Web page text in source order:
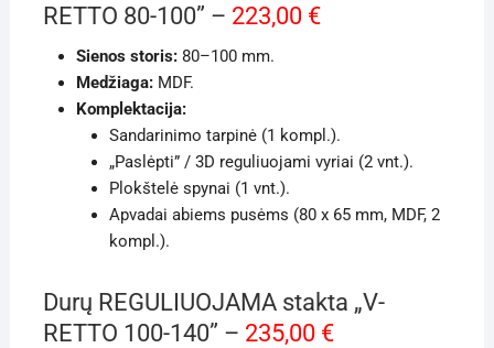
RETTO 80-100” – 223,00 €
Sienos storis:80–100 mm.
Medžiaga:MDF.
Komplektacija:
Sandarinimo tarpinė (1 kompl.).
„Paslėpti” / 3D reguliuojami vyriai (2 vnt.).
Plokštelė spynai (1 vnt.).
Apvadai abiems pusėms (80 x 65 mm, MDF, 2
kompl.).
Durų REGULIUOJAMA stakta „V-
RETTO 100-140” – 235,00 €